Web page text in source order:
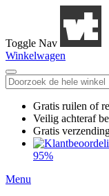
Toggle Nav
Winkelwagen
Gratis ruilen of
Veilig achteraf
Gratis
95%
Menu